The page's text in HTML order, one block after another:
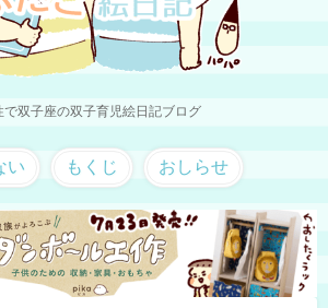
で双子座の双子育児絵日記ブログ
い もくじ おしらせ